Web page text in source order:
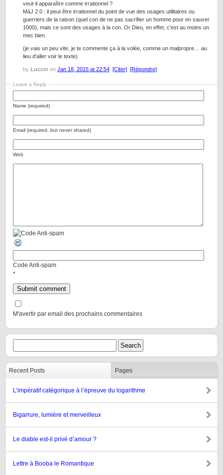
veut-il apparaître comme irrationnel ?
MàJ 2.0 : il peut être irrationnel du point de vue des usages utilitaires ou
guerriers de la raison (quel con de ne pas sacrifier un homme pour en sauver
1000), mais ce sont des usages à la con. Or Dieu, en effet, c’est au moins un
mec bien.
(je vais un peu vite, je te commente ça à la volée, comme un malpropre… au
lieu d’aller voir le texte)
by Luccio on Jan 18, 2015 at 22:54 [Citer] [Répondre]
Leave a Reply
Name (required)
Email (required, but never shared)
Web
Code Anti-spam
*
M'avertir par email des prochains commentaires
Recent Posts Pages
L’impératif catégorique à l’épreuve du logarithme
Bigarrure, lumière et merveilleux
Le diable est-il privé d’amour ?
Lettre à Booba le Romantique